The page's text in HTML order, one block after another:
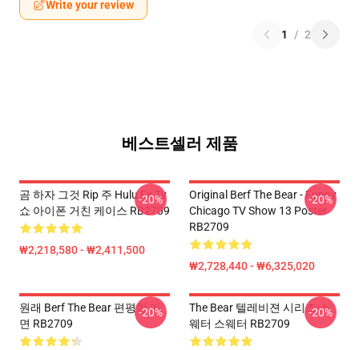
Write your review
1 / 2
베스트셀러 제품
곰 하자 그것 Rip 주 Hulu Fx Tv
쇼 아이폰 거친 케이스 RB2709
₩2,218,580 - ₩2,411,500
-20%
Original Berf The Bear - Funny
Chicago TV Show 13 Poster
RB2709
₩2,728,440 - ₩6,325,020
-20%
원래 Berf The Bear 편평한 가
면 RB2709
-20%
The Bear 텔레비젼 시리즈 스
웨터 스웨터 RB2709
-20%